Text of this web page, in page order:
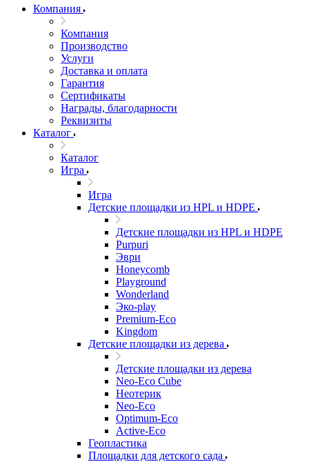
Компания
Компания
Производство
Услуги
Доставка и оплата
Гарантия
Сертификаты
Награды, благодарности
Реквизиты
Каталог
Каталог
Игра
Игра
Детские площадки из HPL и HDPE
Детские площадки из HPL и HDPE
Purpuri
Эври
Honeycomb
Playground
Wonderland
Эко-play
Premium-Eco
Kingdom
Детские площадки из дерева
Детские площадки из дерева
Neo-Eco Cube
Неотерик
Neo-Eco
Оptimum-Еco
Active-Eco
Геопластика
Площадки для детского сада